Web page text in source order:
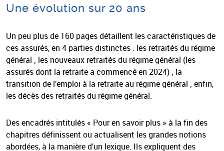
Une évolution sur 20 ans
Un peu plus de 160 pages détaillent les caractéristiques de
ces assurés, en 4 parties distinctes : les retraités du régime
général ; les nouveaux retraités du régime général (les
assurés dont la retraite a commencé en 2024) ; la
transition de l’emploi à la retraite au régime général ; enfin,
les décès des retraités du régime général.
Des encadrés intitulés « Pour en savoir plus » à la fin des
chapitres définissent ou actualisent les grandes notions
abordées, à la manière d’un lexique. Ils expliquent des